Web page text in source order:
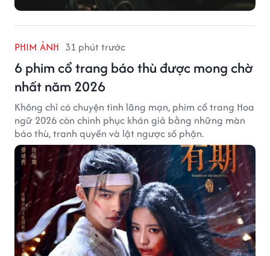
PHIM ẢNH 31 phút trước
6 phim cổ trang báo thù được mong chờ
nhất năm 2026
Không chỉ có chuyện tình lãng mạn, phim cổ trang Hoa
ngữ 2026 còn chinh phục khán giả bằng những màn
báo thù, tranh quyền và lật ngược số phận.